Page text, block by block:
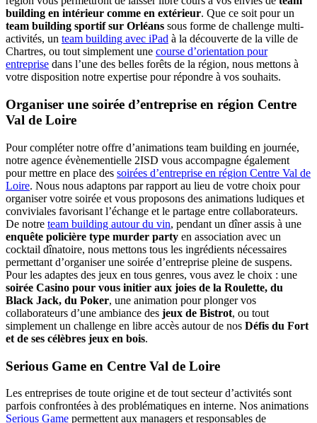
building en intérieur comme en extérieur. Que ce soit pour un
team building sportif sur Orléans sous forme de challenge multi-
activités, un team building avec iPad à la découverte de la ville de
Chartres, ou tout simplement une course d’orientation pour
entreprise dans l’une des belles forêts de la région, nous mettons à
votre disposition notre expertise pour répondre à vos souhaits.
Organiser une soirée d’entreprise en région Centre
Val de Loire
Pour compléter notre offre d’animations team building en journée,
notre agence évènementielle 2ISD vous accompagne également
pour mettre en place des soirées d’entreprise en région Centre Val de
Loire. Nous nous adaptons par rapport au lieu de votre choix pour
organiser votre soirée et vous proposons des animations ludiques et
conviviales favorisant l’échange et le partage entre collaborateurs.
De notre team building autour du vin, pendant un dîner assis à une
enquête policière type murder party en association avec un
cocktail dînatoire, nous mettons tous les ingrédients nécessaires
permettant d’organiser une soirée d’entreprise pleine de suspens.
Pour les adaptes des jeux en tous genres, vous avez le choix : une
soirée Casino pour vous initier aux joies de la Roulette, du
Black Jack, du Poker, une animation pour plonger vos
collaborateurs d’une ambiance des jeux de Bistrot, ou tout
simplement un challenge en libre accès autour de nos Défis du Fort
et de ses célèbres jeux en bois.
Serious Game en Centre Val de Loire
Les entreprises de toute origine et de tout secteur d’activités sont
parfois confrontées à des problématiques en interne. Nos animations
Serious Game permettent aux managers et responsables de